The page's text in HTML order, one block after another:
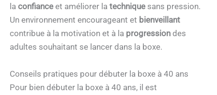
la confiance et améliorer la technique sans pression.
Un environnement encourageant et bienveillant
contribue à la motivation et à la progression des
adultes souhaitant se lancer dans la boxe.
Conseils pratiques pour débuter la boxe à 40 ans
Pour bien débuter la boxe à 40 ans, il est